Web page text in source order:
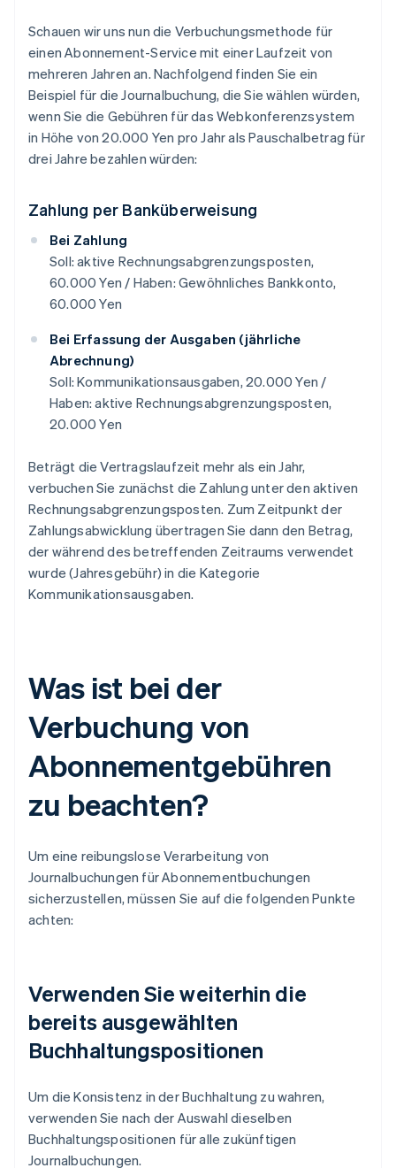
Schauen wir uns nun die Verbuchungsmethode für
einen Abonnement-Service mit einer Laufzeit von
mehreren Jahren an. Nachfolgend finden Sie ein
Beispiel für die Journalbuchung, die Sie wählen würden,
wenn Sie die Gebühren für das Webkonferenzsystem
in Höhe von 20.000 Yen pro Jahr als Pauschalbetrag für
drei Jahre bezahlen würden:
Zahlung per Banküberweisung
Bei Zahlung
Soll: aktive Rechnungsabgrenzungsposten,
60.000 Yen / Haben: Gewöhnliches Bankkonto,
60.000 Yen
Bei Erfassung der Ausgaben (jährliche
Abrechnung)
Soll: Kommunikationsausgaben, 20.000 Yen /
Haben: aktive Rechnungsabgrenzungsposten,
20.000 Yen
Beträgt die Vertragslaufzeit mehr als ein Jahr,
verbuchen Sie zunächst die Zahlung unter den aktiven
Rechnungsabgrenzungsposten. Zum Zeitpunkt der
Zahlungsabwicklung übertragen Sie dann den Betrag,
der während des betreffenden Zeitraums verwendet
wurde (Jahresgebühr) in die Kategorie
Kommunikationsausgaben.
Was ist bei der
Verbuchung von
Abonnementgebühren
zu beachten?
Um eine reibungslose Verarbeitung von
Journalbuchungen für Abonnementbuchungen
sicherzustellen, müssen Sie auf die folgenden Punkte
achten:
Verwenden Sie weiterhin die
bereits ausgewählten
Buchhaltungspositionen
Um die Konsistenz in der Buchhaltung zu wahren,
verwenden Sie nach der Auswahl dieselben
Buchhaltungspositionen für alle zukünftigen
Journalbuchungen.